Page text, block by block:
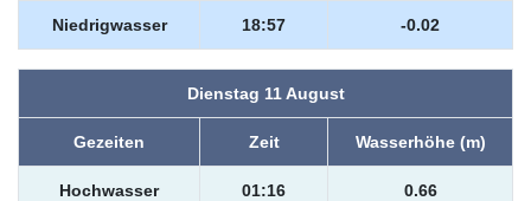
Niedrigwasser 18:57 -0.02
Dienstag 11 August
Gezeiten Zeit Wasserhöhe (m)
Hochwasser 01:16 0.66